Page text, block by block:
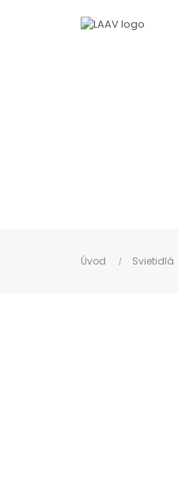
Úvod Svietidlá